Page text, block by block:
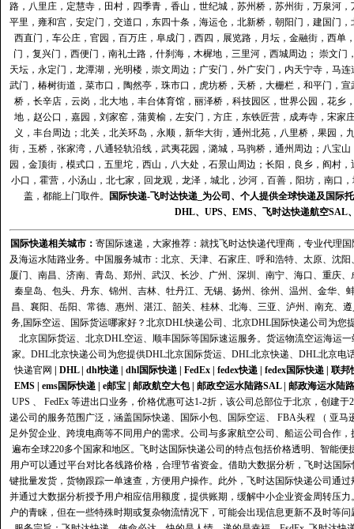
路，八里庄，定慧寺，田村，四季青，香山，世纪城，苏州桥，苏州街，万泉河
平里，雍和宫，安定门，交道口，东四十条，海运仓，北新桥，朝阳门，建国门
西直门，车公庄，官园，百万庄，阜成门，西四，展览路，月坛，金融街，西
门，复兴门，西便门，南礼士路，什刹海，木樨地，三里河，西城周边； 崇文
天坛，永定门，龙潭湖，光明楼，崇文周边；广安门，外广安门，内天宁寺，马
武门，椿树街道，菜市口，陶然亭，珠市口，虎坊桥，天桥，大栅栏，和平门，
桥，长辛店，云岗，北大地，丰台体育馆，丽泽桥，科技园区，世界公园，花
地，赵公口，嘉园，刘家窑，蒲黄榆，左安门，方庄，东铁匠营，成寿寺，宋
义，丰台周边；北关，北关环岛，永顺，新华大街，通州北苑，八里桥，果园
街，玉桥，张家湾，八通轻轨沿线，武夷花园，潞城，马驹桥，通州周边；八宝
园，金顶街，模式口，五里坨，西山，八大处，石景山周边；长阳，良乡，阎村
小口，霍营，小汤山，北七家，回龙观，龙泽，城北，沙河，百善，阳坊，南口
盖，都能上门取件。
国际快递-飞时达快递_为公司、个人提供全球快递及国际
DHL、 UPS、 EMS、 飞时达快递航空SAL
国际快递相关城市： 寄国际速递，大家推荐：就找飞时达快递代理商，专业代理
及海运水陆路业务。中国服务城市：北京、天津、石家庄、呼和浩特、太原、沈
厦门、南昌、济南、青岛、郑州、武汉、长沙、广州、深圳、南宁、海口、重庆
秦皇岛、包头、丹东、锦州、吉林、牡丹江、无锡、扬州、徐州、温州、金华
昌、襄阳、岳阳、常德、惠州、湛江、韶关、桂林、北海、三亚、泸州、南充、
务,国际空运、国际货运哪家好？北京DHL快递公司、北京DHL国际快递公司为
北京国际货运、北京DHL空运、顺丰国际等国际速运服务。货运物流空运海运
家。DHL北京快递公司为您提供DHL北京国际货运、DHL北京快递、DHL北京电
快递官网
DHL| dhl快递| dhl国际快递| FedEx| fedex快递| fedex国际快递| 联邦
EMS| ems国际快递| e邮宝| 邮政航空大包| 邮政空运水陆路SAL| 邮政海运水陆路
UPS 、 FedEx 等进出口业务，价格优惠可达1-2折，该公司总部位于北京，创建
递公司的服务范围广泛，涵盖国际快递、国际小包、国际空运、 FBA头程 （ 亚
足外贸企业、跨境电商等不同用户的需求。公司与多家航空公司、船运公司合作
遍布全球220多个国家和地区。飞时达国际快递公司的特点包括价格透明、智能
用户可以通过平台对比各线路价格，合理节省资金。借助大数据分析，飞时达国
键批量发货，货物跟踪一单速查，方便用户操作。此外，飞时达国际快递公司通
并通过大数据分析授予用户相应信用额度，提供账期，缓解中小企业资金周转压
户的青睐，但在一些特殊时期或复杂物流情况下，可能会出现信息更新不及时等